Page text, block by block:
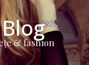
& fashion